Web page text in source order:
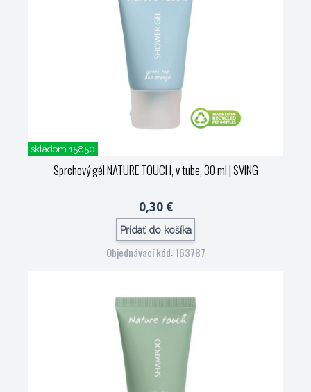
skladom 15850
Sprchový gél NATURE TOUCH, v tube, 30 ml| SVING
0,30 €
Pridať do košíka
Objednávací kód: 163787